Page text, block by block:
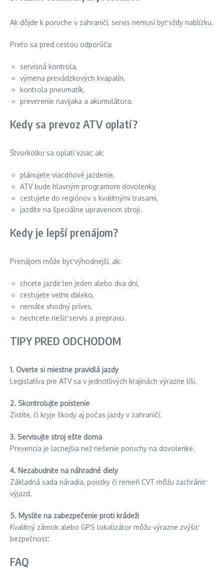
Ak dôjde k poruche v zahraničí, servis nemusí byť vždy nablízku.
Preto sa pred cestou odporúča:
servisná kontrola,
výmena prevádzkových kvapalín,
kontrola pneumatík,
preverenie navijaka a akumulátora.
Kedy sa prevoz ATV oplatí?
Štvorkolku sa oplatí vziať, ak:
plánujete viacdňové jazdenie,
ATV bude hlavným programom dovolenky,
cestujete do regiónov s kvalitnými trasami,
jazdíte na špeciálne upravenom stroji.
Kedy je lepší prenájom?
Prenájom môže byť výhodnejší, ak:
chcete jazdiť len jeden alebo dva dni,
cestujete veľmi ďaleko,
nemáte vhodný príves,
nechcete riešiť servis a prepravu.
TIPY PRED ODCHODOM
1. Overte si miestne pravidlá jazdy
Legislatíva pre ATV sa v jednotlivých krajinách výrazne líši.
2. Skontrolujte poistenie
Zistite, či kryje škody aj počas jazdy v zahraničí.
3. Servisujte stroj ešte doma
Prevencia je lacnejšia než riešenie poruchy na dovolenke.
4. Nezabudnite na náhradné diely
Základná sada náradia, poistky či remeň CVT môžu zachrániť
výjazd.
5. Myslite na zabezpečenie proti krádeži
Kvalitný zámok alebo GPS lokalizátor môžu výrazne zvýšiť
bezpečnosť.
FAQ